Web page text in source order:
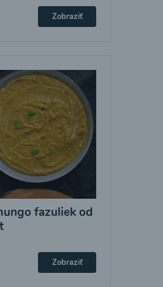
Zobraziť
fazuliek od
Zobraziť